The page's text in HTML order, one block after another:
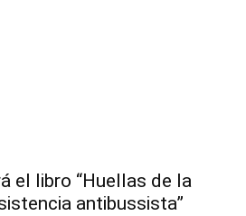
el libro “Huellas de la
antibussista”